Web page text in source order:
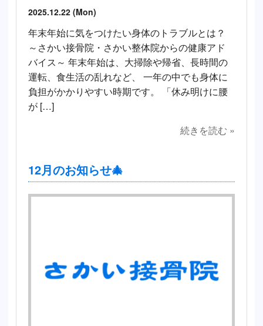
2025.12.22 (Mon)
年末年始に気をつけたい身体のトラブルとは？
～さかい接骨院・さかい整体院からの健康アド
バイス～ 年末年始は、大掃除や帰省、長時間の
運転、食生活の乱れなど、 一年の中でも身体に
負担がかかりやすい時期です。 「休み明けに腰
が […]
続きを読む »
12月のお知らせ🎄